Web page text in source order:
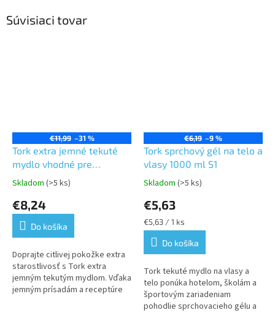
Súvisiaci tovar
€11,99 –31 %
Tork extra jemné tekuté
mydlo vhodné pre
alergikov 1L,
neparfémované S1
Priemerné
produktu
5,0
5
hviezdičiek.
Skladom (>5 ks)
€8,24
Do košíka
Doprajte citlivej pokožke extra
starostlivosť s Tork extra
jemným tekutým mydlom. Vďaka
jemným prísadám a receptúre
€6,19 –9 %
Tork sprchový gél na telo a
vlasy 1000 ml S1
Priemerné
produktu
je
5,0
5
hviezdičiek.
Skladom (>5 ks)
€5,63
Jednotková
cena:
€5,63 / 1 ks
Do košíka
Tork tekuté mydlo na vlasy a
telo ponúka hotelom, školám a
športovým zariadeniam
pohodlie sprchovacieho gélu a